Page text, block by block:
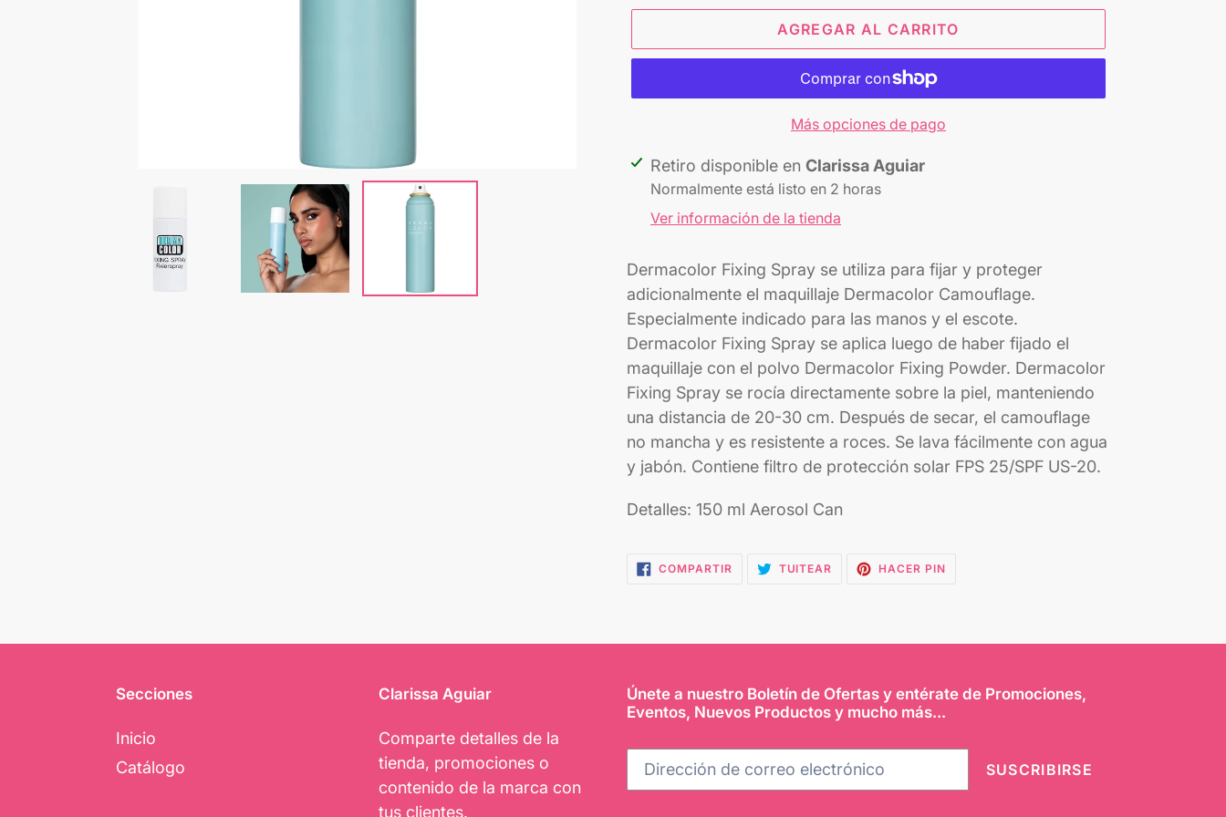
AGREGAR AL CARRITO
Más opciones de pago
Agregando
producto
tu
carrito
Retiro disponible en Clarissa Aguiar
Normalmente está listo en 2 horas
Ver información de la tienda
Dermacolor Fixing Spray se utiliza para fijar y proteger
adicionalmente el maquillaje Dermacolor Camouflage.
Especialmente indicado para las manos y el escote.
Dermacolor Fixing Spray se aplica luego de haber fijado el
maquillaje con el polvo Dermacolor Fixing Powder. Dermacolor
Fixing Spray se rocía directamente sobre la piel, manteniendo
una distancia de 20-30 cm. Después de secar, el camouflage
no mancha y es resistente a roces. Se lava fácilmente con agua
y jabón. Contiene filtro de protección solar FPS 25/SPF US-20.
Detalles: 150 ml Aerosol Can
COMPARTIRCOMPARTIR
EN
TUITEAR TUITEARHACER PINPINEAR
EN
Secciones
Inicio
Catálogo
Clarissa Aguiar
Comparte detalles de la
tienda, promociones o
contenido de la marca con
tus clientes.
Únete a nuestro Boletín de Ofertas y entérate de Promociones,
Eventos, Nuevos Productos y mucho más...
SUSCRIBIRSE